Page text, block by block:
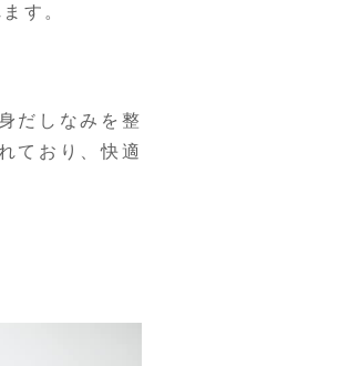
す。
だしなみを整
ており、快適